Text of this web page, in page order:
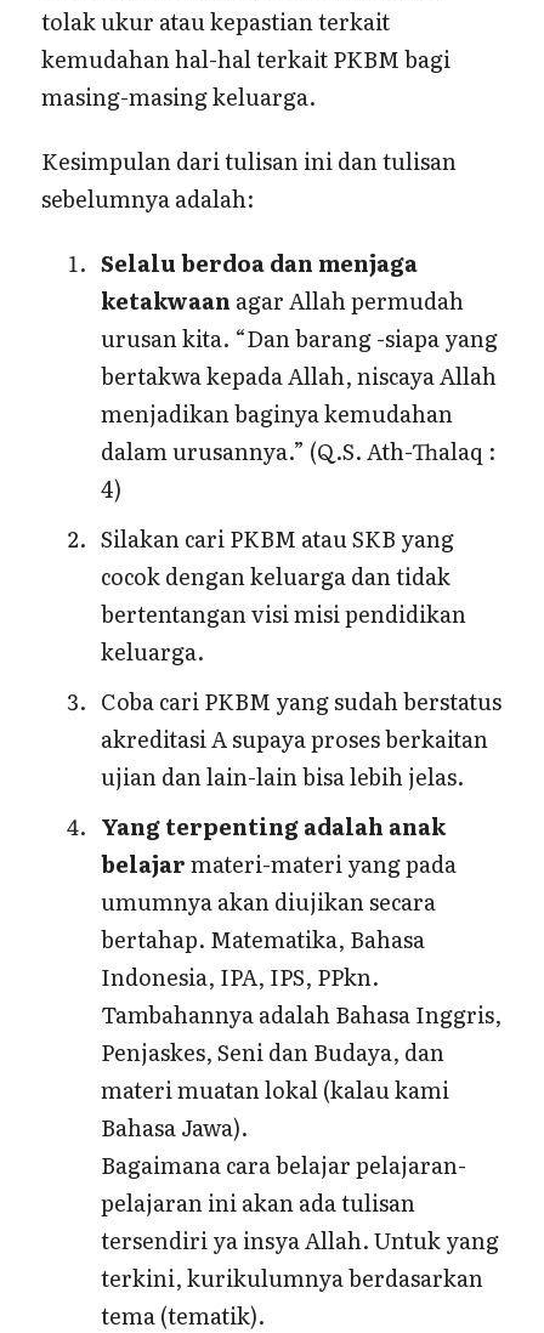
tolak ukur atau kepastian terkait
kemudahan hal-hal terkait PKBM bagi
masing-masing keluarga.
Kesimpulan dari tulisan ini dan tulisan
sebelumnya adalah:
Selalu berdoa dan menjaga
ketakwaan agar Allah permudah
urusan kita. “Dan barang -siapa yang
bertakwa kepada Allah, niscaya Allah
menjadikan baginya kemudahan
dalam urusannya.” (Q.S. Ath-Thalaq :
4)
Silakan cari PKBM atau SKB yang
cocok dengan keluarga dan tidak
bertentangan visi misi pendidikan
keluarga.
Coba cari PKBM yang sudah berstatus
akreditasi A supaya proses berkaitan
ujian dan lain-lain bisa lebih jelas.
Yang terpenting adalah anak
belajarmateri-materi yang pada
umumnya akan diujikan secara
bertahap. Matematika, Bahasa
Indonesia, IPA, IPS, PPkn.
Tambahannya adalah Bahasa Inggris,
Penjaskes, Seni dan Budaya, dan
materi muatan lokal (kalau kami
Bahasa Jawa).
Bagaimana cara belajar pelajaran-
pelajaran ini akan ada tulisan
tersendiri ya insya Allah. Untuk yang
terkini, kurikulumnya berdasarkan
tema (tematik).